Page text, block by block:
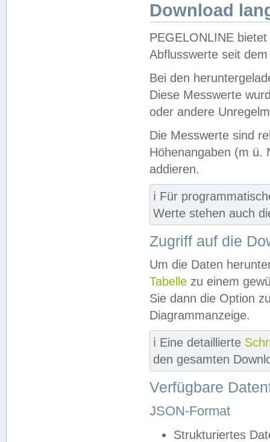
Download
PEGELONLINE
Abflusswerte seit
Bei den
Diese Messwerte
oder andere
Die Messwerte sind
Höhenangaben (m ü.
addieren.
ℹ️ Für
Werte stehen auch
Zugriff auf die
Um die Daten
Tabelle zu einem
Sie dann die Option
Diagrammanzeige.
ℹ️ Eine detaillierte
den gesamten
Verfügbare
JSON-Format
Strukturiertes